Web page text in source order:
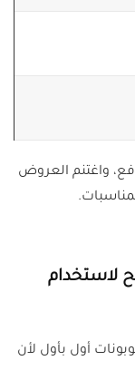
واغتنم العروض
لاستخدام
أول بأول لأن